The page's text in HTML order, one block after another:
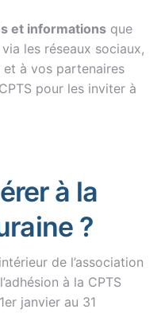
et informations que
les réseaux sociaux,
et à vos partenaires
pour les inviter à
à la
?
de l’association
à la CPTS
janvier au 31